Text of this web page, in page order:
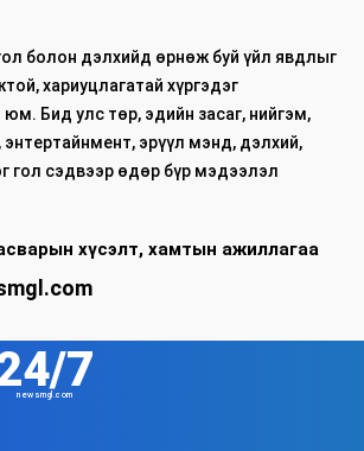
болон дэлхийд өрнөж буй үйл явдлыг
хариуцлагатай хүргэдэг
Бид улс төр, эдийн засаг, нийгэм,
энтертайнмент, эрүүл мэнд, дэлхий,
гол сэдвээр өдөр бүр мэдээлэл
хүсэлт, хамтын ажиллагаа
7
newsmgl.com